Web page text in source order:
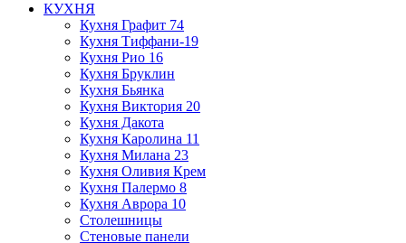
КУХНЯ
Кухня Графит 74
Кухня Тиффани-19
Кухня Рио 16
Кухня Бруклин
Кухня Бьянка
Кухня Виктория 20
Кухня Дакота
Кухня Каролина 11
Кухня Милана 23
Кухня Оливия Крем
Кухня Палермо 8
Кухня Аврора 10
Столешницы
Стеновые панели